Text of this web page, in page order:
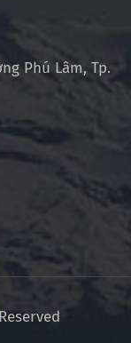
Phú Lâm, Tp.